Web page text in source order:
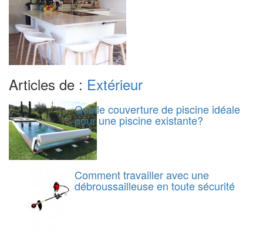
Articles de : Extérieur
Quelle couverture de piscine idéale
pour une piscine existante?
Comment travailler avec une
débroussailleuse en toute sécurité